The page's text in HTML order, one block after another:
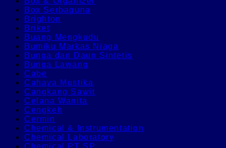
Box Serbaguna
Brighton
Briket
Buang Mengkudu
Bumiku Markas Niaga
Bunga dan Daun Sintetis
Bunga Lawang
Cabe
Cahaya Mustika
Cangkang Sawit
Celana Wanita
Cengkeh
Cermin
Chemical & Instrumentation
Chemical Laboratory
Chemical PT SP